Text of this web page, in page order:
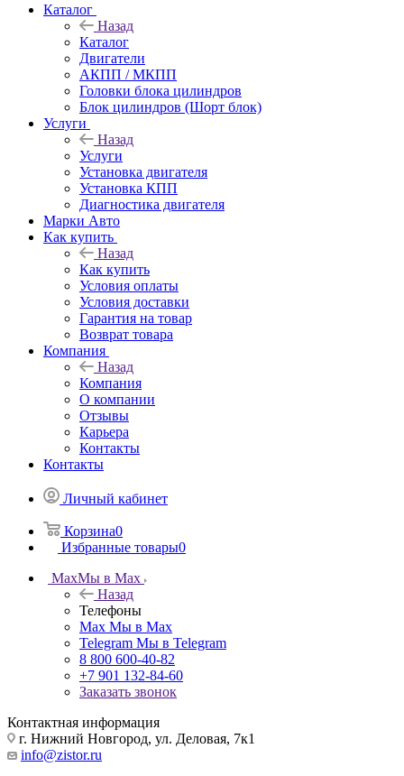
Каталог
Назад
Каталог
Двигатели
АКПП / МКПП
Головки блока цилиндров
Блок цилиндров (Шорт блок)
Услуги
Назад
Услуги
Установка двигателя
Установка КПП
Диагностика двигателя
Марки Авто
Как купить
Назад
Как купить
Условия оплаты
Условия доставки
Гарантия на товар
Возврат товара
Компания
Назад
Компания
О компании
Отзывы
Карьера
Контакты
Контакты
Личный кабинет
Корзина0
Избранные товары0
MaxМы в Max
Назад
Телефоны
Max Мы в Max
Telegram Мы в Telegram
8 800 600-40-82
+7 901 132-84-60
Заказать звонок
Контактная информация
г. Нижний Новгород, ул. Деловая, 7к1
info@zistor.ru